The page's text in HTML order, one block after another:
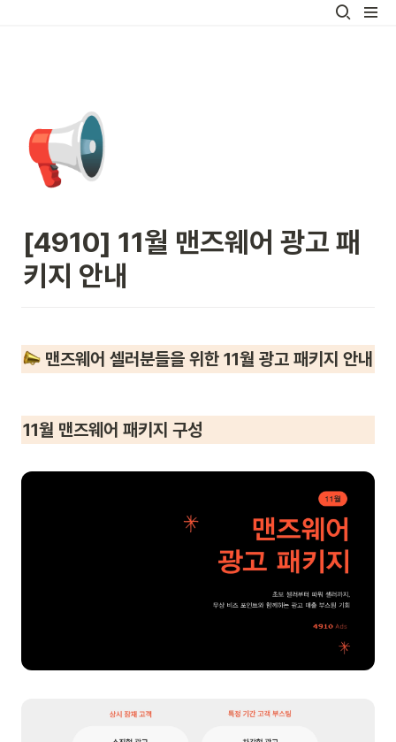
📢
[4910] 11월 맨즈웨어 광고 패
키지 안내
맨즈웨어 셀러분들을 위한 11월 광고 패키지 안내
11월 맨즈웨어 패키지 구성